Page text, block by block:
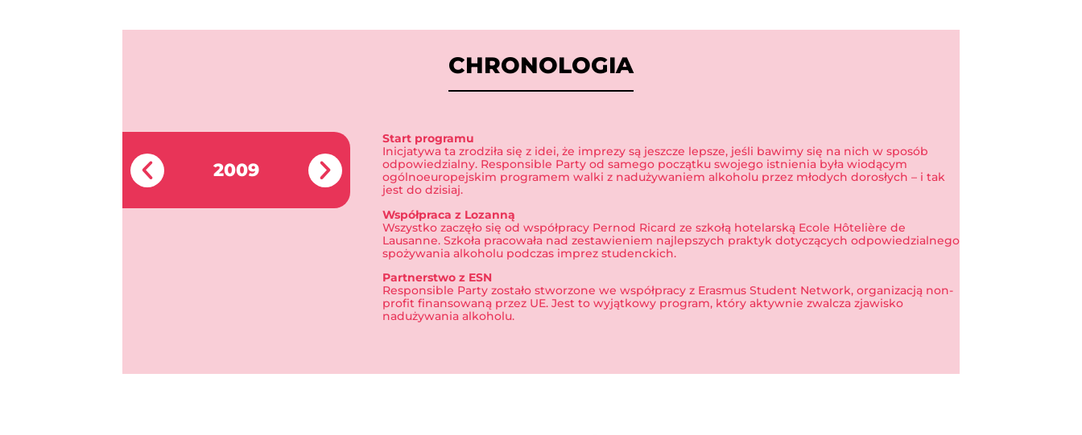
CHRONOLOGIA
2009 2010 2012 2015-2017
Start programu
Inicjatywa ta zrodziła się z idei, że imprezy są jeszcze lepsze, jeśli bawimy się na nich w sposób
odpowiedzialny. Responsible Party od samego początku swojego istnienia była wiodącym
ogólnoeuropejskim programem walki z nadużywaniem alkoholu przez młodych dorosłych – i tak
jest do dzisiaj.
Współpraca z Lozanną
Wszystko zaczęło się od współpracy Pernod Ricard ze szkołą hotelarską Ecole Hôtelière de
Lausanne. Szkoła pracowała nad zestawieniem najlepszych praktyk dotyczących odpowiedzialnego
spożywania alkoholu podczas imprez studenckich.
Partnerstwo z ESN
Responsible Party zostało stworzone we współpracy z Erasmus Student Network, organizacją non-
profit finansowaną przez UE. Jest to wyjątkowy program, który aktywnie zwalcza zjawisko
nadużywania alkoholu.